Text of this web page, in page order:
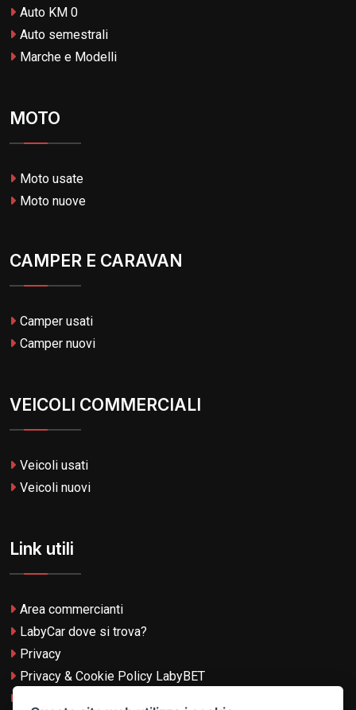
Auto KM 0
Auto semestrali
Marche e Modelli
MOTO
Moto usate
Moto nuove
CAMPER E CARAVAN
Camper usati
Camper nuovi
VEICOLI COMMERCIALI
Veicoli usati
Veicoli nuovi
Link utili
Area commercianti
LabyCar dove si trova?
Privacy
Privacy & Cookie Policy LabyBET